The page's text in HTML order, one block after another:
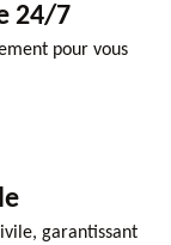
24/7
pour vous
garantissant